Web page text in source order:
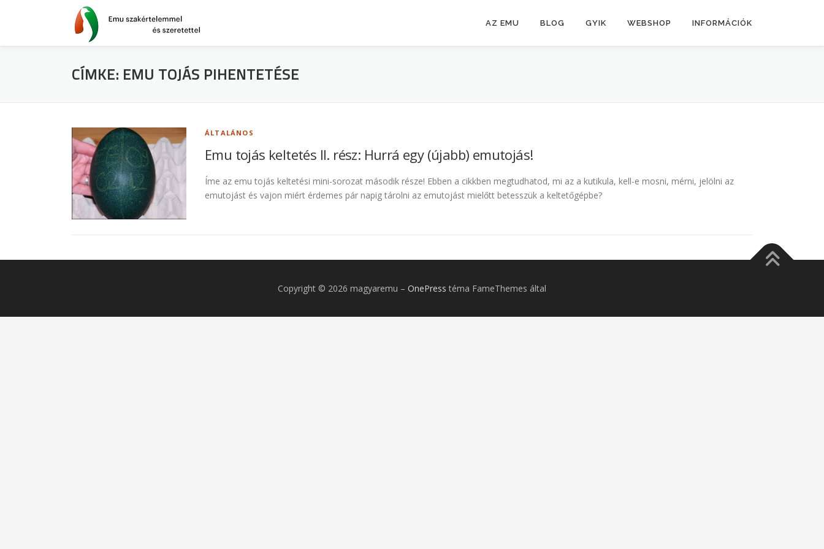
AZ EMU BLOG GYIK WEBSHOP INFORMÁCIÓK
CÍMKE: EMU TOJÁS PIHENTETÉSE
ÁLTALÁNOS
Emu tojás keltetés II. rész: Hurrá egy (újabb) emutojás!
Íme az emu tojás keltetési mini-sorozat második része! Ebben a cikkben megtudhatod, mi az a kutikula, kell-e mosni, mérni, jelölni az
emutojást és vajon miért érdemes pár napig tárolni az emutojást mielőtt betesszük a keltetőgépbe?
Copyright © 2026 magyaremu – OnePress téma FameThemes által